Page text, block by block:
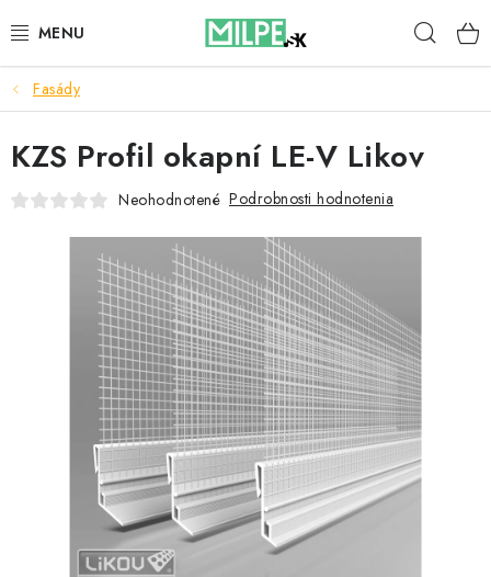
na
STREŠNÉ OKNÁ
PODKROVNÉ SCHODY
DOM A ZÁHRADA
KONTAKTY
Reklamace a vrácení zboží
Zásady používania súborov cookie
Podmínky ochrany osobních údajů
Obchodní podmínky
Mapa webu Milpe.sk
Fasády
KZS Profil okapní LE-V Likov
Neohodnotené Podrobnosti hodnotenia